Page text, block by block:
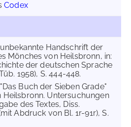
Codex
Handschrift der
Mönches von Heilsbronn, in:
der deutschen Sprache
1958), S. 444-448.
Buch der Sieben Grade"
Heilsbronn. Untersuchungen
des Textes, Diss.
Abdruck von Bl. 1r-91r), S.